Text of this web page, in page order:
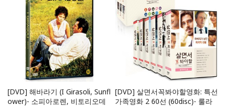
[DVD] 해바라기 (I Girasoli, Sunfl
ower)- 소피아로렌, 비토리오데
[DVD] 살면서꼭봐야할영화: 특선
가족영화 2 60선 (60disc)- 룰라